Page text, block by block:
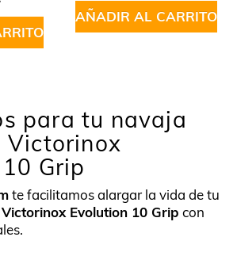
AÑADIR AL CARRITO
para tu navaja
Victorinox
Grip
te facilitamos alargar la vida de tu
Victorinox Evolution 10 Grip con